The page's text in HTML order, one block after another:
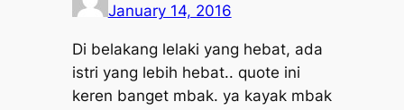
January 14, 2016
Di belakang lelaki yang hebat, ada
istri yang lebih hebat.. quote ini
keren banget mbak. ya kayak mbak